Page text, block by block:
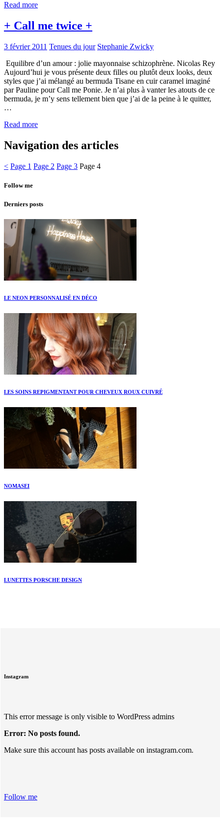
Read more
+ Call me twice +
3 février 2011 Tenues du jour Stephanie Zwicky
Equilibre d’un amour : jolie mayonnaise schizophrène. Nicolas Rey
Aujourd’hui je vous présente deux filles ou plutôt deux looks, deux
styles que j’ai mélangé au bermuda Tisane en cuir caramel imaginé
par Pauline pour Call me Ponie. Je n’ai plus à vanter les atouts de ce
bermuda, je m’y sens tellement bien que j’ai de la peine à le quitter,
…
Read more
Navigation des articles
< Page 1 Page 2 Page 3 Page 4
Follow me
Derniers posts
LE NEON PERSONNALISÉ EN DÉCO
LES SOINS REPIGMENTANT POUR CHEVEUX ROUX CUIVRÉ
NOMASEI
LUNETTES PORSCHE DESIGN
Instagram
This error message is only visible to WordPress admins
Error: No posts found.
Make sure this account has posts available on instagram.com.
Follow me